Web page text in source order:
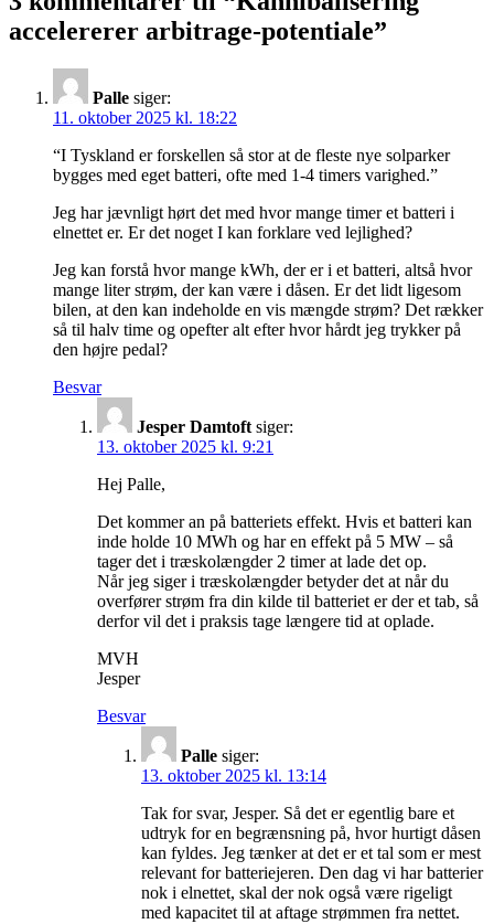
accelererer arbitrage-potentiale”
Palle siger:
11. oktober 2025 kl. 18:22
“I Tyskland er forskellen så stor at de fleste nye solparker
bygges med eget batteri, ofte med 1-4 timers varighed.”
Jeg har jævnligt hørt det med hvor mange timer et batteri i
elnettet er. Er det noget I kan forklare ved lejlighed?
Jeg kan forstå hvor mange kWh, der er i et batteri, altså hvor
mange liter strøm, der kan være i dåsen. Er det lidt ligesom
bilen, at den kan indeholde en vis mængde strøm? Det rækker
så til halv time og opefter alt efter hvor hårdt jeg trykker på
den højre pedal?
Besvar
Jesper Damtoft siger:
13. oktober 2025 kl. 9:21
Hej Palle,
Det kommer an på batteriets effekt. Hvis et batteri kan
inde holde 10 MWh og har en effekt på 5 MW – så
tager det i træskolængder 2 timer at lade det op.
Når jeg siger i træskolængder betyder det at når du
overfører strøm fra din kilde til batteriet er der et tab, så
derfor vil det i praksis tage længere tid at oplade.
MVH
Jesper
Besvar
Palle siger:
13. oktober 2025 kl. 13:14
Tak for svar, Jesper. Så det er egentlig bare et
udtryk for en begrænsning på, hvor hurtigt dåsen
kan fyldes. Jeg tænker at det er et tal som er mest
relevant for batteriejeren. Den dag vi har batterier
nok i elnettet, skal der nok også være rigeligt
med kapacitet til at aftage strømmen fra nettet.